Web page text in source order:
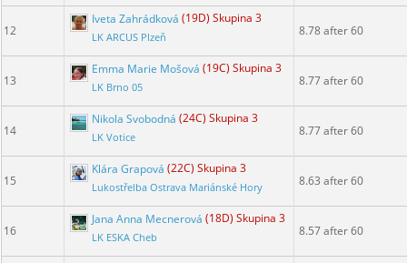
12
Iveta Zahrádková (19D) Skupina 3
LK ARCUS Plzeň 8.78 after 60
13
Emma Marie Mošová (19C) Skupina 3
LK Brno 05 8.77 after 60
14
Nikola Svobodná (24C) Skupina 3
LK Votice 8.77 after 60
15
Klára Grapová (22C) Skupina 3
Lukostřelba Ostrava Mariánské Hory 8.63 after 60
16
Jana Anna Mecnerová (18D) Skupina 3
LK ESKA Cheb 8.57 after 60